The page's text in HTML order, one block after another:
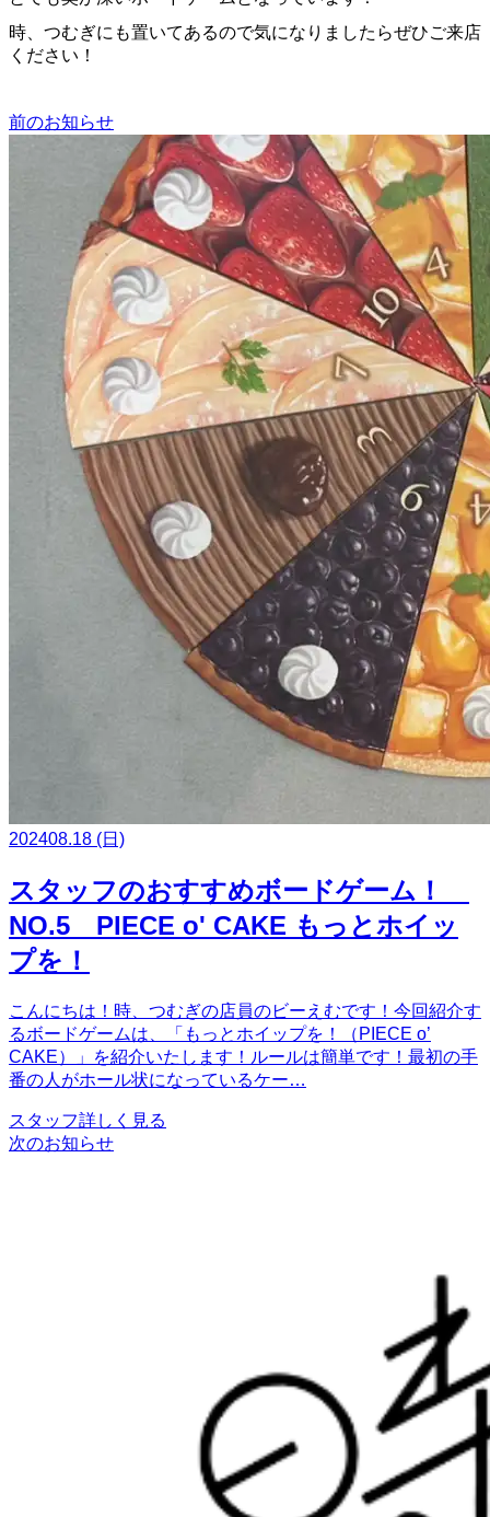
時、つむぎにも置いてあるので気になりましたらぜひご来店
ください！
前のお知らせ
202408.18 (日)
スタッフのおすすめボードゲーム！
NO.5 PIECE o' CAKE もっとホイッ
プを！
こんにちは！時、つむぎの店員のビーえむです！今回紹介す
るボードゲームは、「もっとホイップを！（PIECE o’
CAKE）」を紹介いたします！ルールは簡単です！最初の手
番の人がホール状になっているケー…
スタッフ詳しく見る
次のお知らせ